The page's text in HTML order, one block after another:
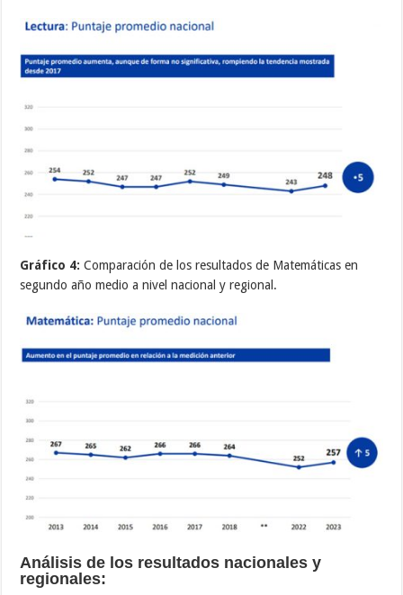
Gráfico 4: Comparación de los resultados de Matemáticas en
segundo año medio a nivel nacional y regional.
Análisis de los resultados nacionales y
regionales: